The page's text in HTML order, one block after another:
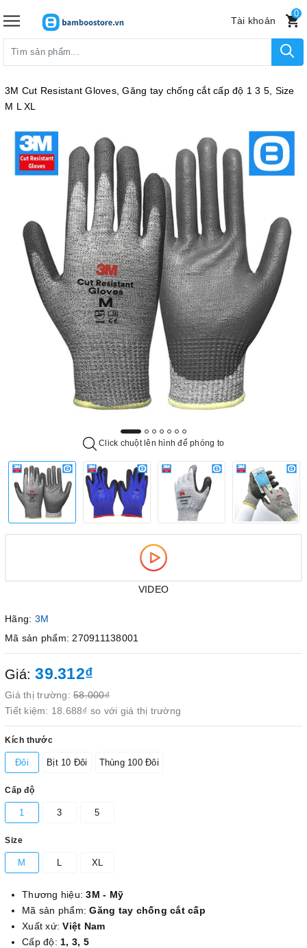
Tài khoản
0
3M Cut Resistant Gloves, Găng tay chống cắt cấp độ 1 3 5, Size
M L XL
Click chuột lên hình để phóng to
VIDEO
Hãng: 3M
Mã sản phẩm: 270911138001
Giá:39.312₫
Giá thị trường: 58.000₫
Tiết kiệm: 18.688₫ so với giá thị trường
Kích thước
Đôi Bịt 10 Đôi Thùng 100 Đôi
Cấp độ
1 3 5
Size
M L XL
Thương hiệu:3M - Mỹ
Mã sản phẩm:Găng tay chống cắt cấp
Xuất xứ:Việt Nam
Cấp độ: 1, 3, 5